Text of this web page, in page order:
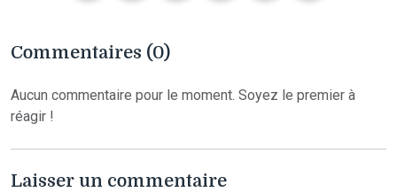
Commentaires (0)
Aucun commentaire pour le moment. Soyez le premier à
réagir !
Laisser un commentaire